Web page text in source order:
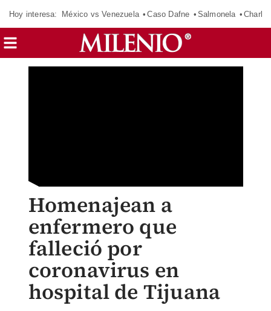
Hoy interesa: México vs Venezuela Caso Dafne Salmonela
Homenajean a
enfermero que
falleció por
coronavirus en
hospital de Tijuana